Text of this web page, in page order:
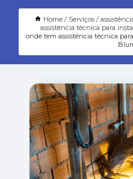
Home Serviços
assistência técnica para
onde tem assistência técnica